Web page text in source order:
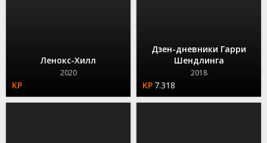
Ленокс-Хилл
2020
Дзен-дневники Гарри
Шендлинга
2018
7.318